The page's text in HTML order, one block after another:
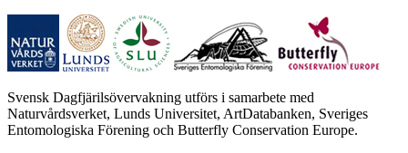
Svensk Dagfjärilsövervakning utförs i samarbete med
Naturvårdsverket, Lunds Universitet, ArtDatabanken, Sveriges
Entomologiska Förening och Butterfly Conservation Europe.